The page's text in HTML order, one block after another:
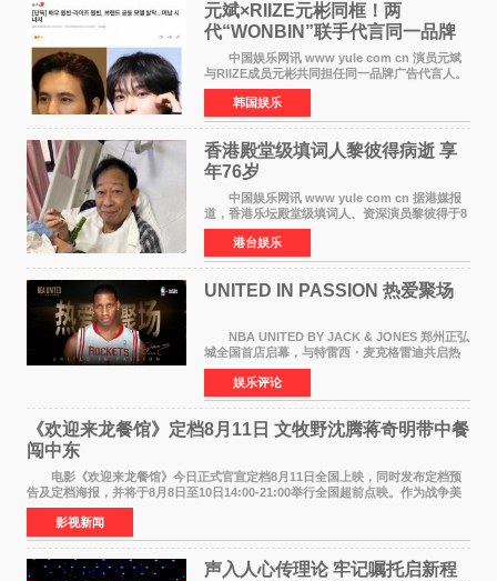
元斌×RIIZE元彬同框！两
代“WONBIN”联手代言同一品牌
颜值天花板合体
中国娱乐网讯 www yule com cn 演员元斌
与RIIZE成员元彬共同担任同一品牌广告代言人。
6日据独家报道，继演员元斌之后，RIIZE元彬最
近也被选为某在线中介平台A公司的共同广告代言
人，两人将作
韩国娱乐
香港殿堂级填词人黎彼得病逝 享
年76岁​
中国娱乐网讯 www yule com cn 据港媒报
道，香港乐坛殿堂级填词人、资深演员黎彼得于8
月5日上午因病离世，终年76岁。好友钟志光透
露，黎彼得今年3月中风后便卧床休养，身体机能
持续衰退，最
港台娱乐
UNITED IN PASSION 热爱聚场
NBA UNITED BY JACK & JONES 郑州正弘
城全国首店启幕，与特雷西・麦克格雷迪共启热
爱 2026 年7 月21 日，
NBAUNITEDBYJACK&JONES 全国首店，于郑
州正弘城正式启幕。NBA 传奇球星
娱乐评论
《欢迎来龙餐馆》定档8月11日 文牧野沈腾蒋奇明带中餐
闯中东
电影《欢迎来龙餐馆》今日正式官宣定档8月11日全国上映，同时发布定档预
告及定档海报，并将于8月8日至10日14:00-21:00举行全国超前点映。作为战争美
食大片，影片讲述的是中国厨师徐福（沈腾
影视新闻
声入人心传理论 牢记嘱托启新程